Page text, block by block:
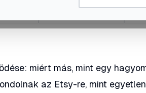
miért más, mint egy
az Etsy-re, mint